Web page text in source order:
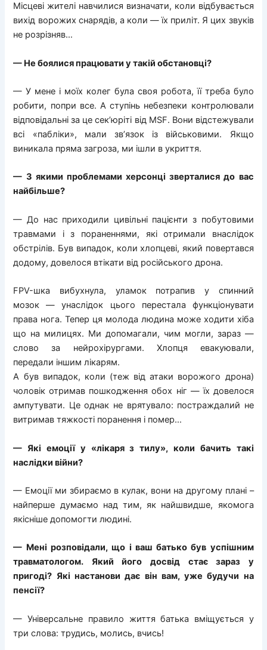
Місцеві жителі навчилися визначати, коли відбувається
вихід ворожих снарядів, а коли — їх приліт. Я цих звуків
не розрізняв…
— Не боялися працювати у такій обстановці?
— У мене і моїх колег була своя робота, її треба було
робити, попри все. А ступінь небезпеки контролювали
відповідальні за це сек’юріті від MSF. Вони відстежували
всі «пабліки», мали зв’язок із військовими. Якщо
виникала пряма загроза, ми ішли в укриття.
— З якими проблемами херсонці зверталися до вас
найбільше?
— До нас приходили цивільні пацієнти з побутовими
травмами і з пораненнями, які отримали внаслідок
обстрілів. Був випадок, коли хлопцеві, який повертався
додому, довелося втікати від російського дрона.
FPV-шка вибухнула, уламок потрапив у спинний
мозок — унаслідок цього перестала функціонувати
права нога. Тепер ця молода людина може ходити хіба
що на милицях. Ми допомагали, чим могли, зараз —
слово за нейрохірургами. Хлопця евакуювали,
передали іншим лікарям.
А був випадок, коли (теж від атаки ворожого дрона)
чоловік отримав пошкодження обох ніг — їх довелося
ампутувати. Це однак не врятувало: постраждалий не
витримав тяжкості поранення і помер…
— Які емоції у «лікаря з тилу», коли бачить такі
наслідки війни?
— Емоції ми збираємо в кулак, вони на другому плані –
найперше думаємо над тим, як найшвидше, якомога
якісніше допомогти людині.
— Мені розповідали, що і ваш батько був успішним
травматологом. Який його досвід стає зараз у
пригоді? Які настанови дає він вам, уже будучи на
пенсії?
— Універсальне правило життя батька вміщується у
три слова: трудись, молись, вчись!